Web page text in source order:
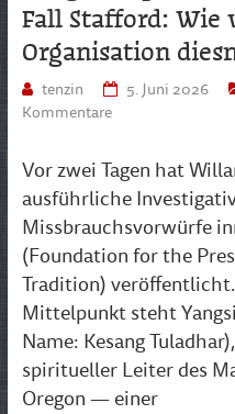
Fall Stafford: Wie
Organisation
tenzin 5. Juni 2026
Kommentare
Vor zwei Tagen hat
ausführliche
Missbrauchsvorwürfe
(Foundation for the
Tradition)
Mittelpunkt steht
Name: Kesang
spiritueller Leiter des
Oregon — einer